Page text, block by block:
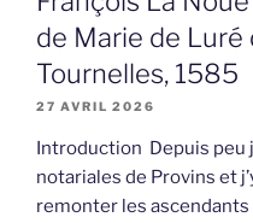
de Marie de Luré
Tournelles, 1585
27 AVRIL 2026
Introduction Depuis peu
notariales de Provins et
remonter les ascendants